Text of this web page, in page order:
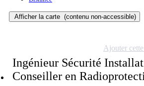
Afficher la carte (contenu non-accessible)
Ingénieur Sécurité
Conseiller en
Ajouter